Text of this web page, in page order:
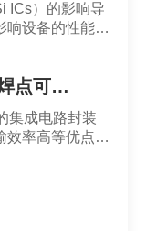
ICs）的影响导
响设备的性能和
机械应力和热应力下的BGA焊点可靠性-深圳市福英达
集成电路封装
效率高等优点。
受到机械应